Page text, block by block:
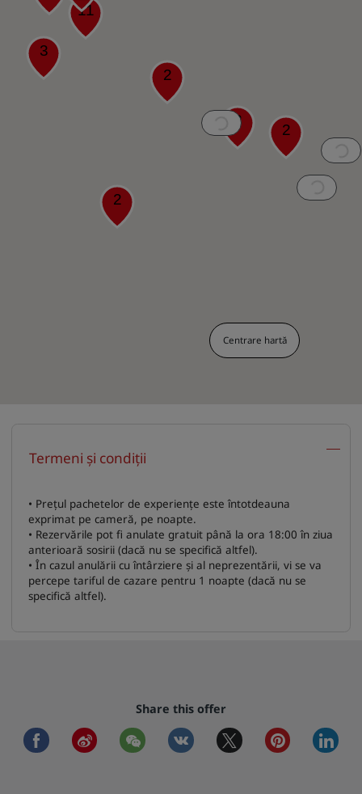
11
2
3
2
3
2
Centrare hartă
Termeni și condiții
• Prețul pachetelor de experiențe este întotdeauna
exprimat pe cameră, pe noapte.
• Rezervările pot fi anulate gratuit până la ora 18:00 în ziua
anterioară sosirii (dacă nu se specifică altfel).
• În cazul anulării cu întârziere și al neprezentării, vi se va
percepe tariful de cazare pentru 1 noapte (dacă nu se
specifică altfel).
Share this offer
facebookweibo wechat vkontaktetwitter pinterest